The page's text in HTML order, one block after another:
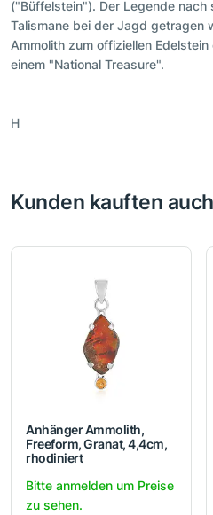
("Büffelstein"). Der Legende nach
Talismane bei der Jagd getragen
Ammolith zum offiziellen
einem "National Treasure".
H
Kunden kauften auch
Anhänger Ammolith,
Freeform, Granat, 4,4cm,
rhodiniert
Bitte anmelden um Preise
zu sehen.